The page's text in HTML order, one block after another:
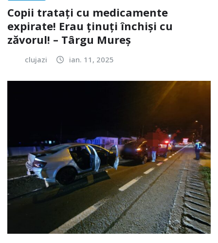
Copii tratați cu medicamente
expirate! Erau ținuți închiși cu
zăvorul! – Târgu Mureș
clujazi ian. 11, 2025